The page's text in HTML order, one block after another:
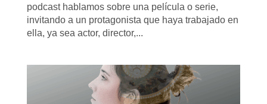
podcast hablamos sobre una película o serie,
invitando a un protagonista que haya trabajado en
ella, ya sea actor, director,...